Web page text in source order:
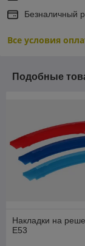
Безналичный
Все условия
Подобные
Накладки на
E53